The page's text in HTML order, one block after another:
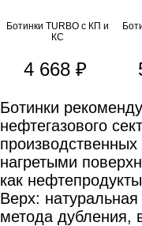
Ботинки TURBO с КП и
КС
4 668 ₽
Ботинки
нефтегазового
нагретыми
как
Верх:
метода дубления,